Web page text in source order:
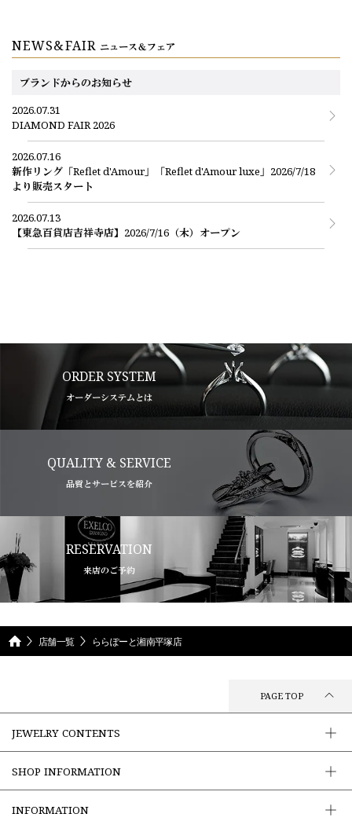
お電話にて、ららぽーと湘南平塚店のご来店予約をする場合
ご予約専用ダイヤル（8:00～22:00）
0078-6000-5111
場市、三島市、沼津市、熱海市など、他県からもお車や電車でご来店
NEWS&FAIRニュース＆フェア
ブランドからのお知らせ
2026.07.31
DIAMOND FAIR 2026
2026.07.16
新作リング「Reflet d'Amour」「Reflet d'Amour luxe」2026/7/18
より販売スタート
2026.07.13
【東急百貨店吉祥寺店】2026/7/16（木）オープン
ORDER SYSTEM
オーダーシステムとは
QUALITY & SERVICE
品質とサービスを紹介
RESERVATION
来店のご予約
店舗一覧 ららぽーと湘南平塚店
PAGE TOP
JEWELRY CONTENTS
SHOP INFORMATION
INFORMATION